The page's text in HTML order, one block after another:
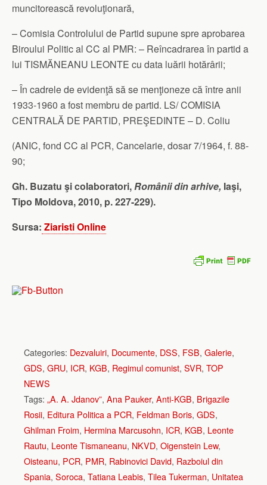
muncitorească revoluţionară,
– Comisia Controlului de Partid supune spre aprobarea
Biroului Politic al CC al PMR: – Reîncadrarea în partid a
lui TISMĂNEANU LEONTE cu data luării hotărârii;
– În cadrele de evidenţă să se menţioneze că între anii
1933-1960 a fost membru de partid. LS/ COMISIA
CENTRALĂ DE PARTID, PREŞEDINTE – D. Coliu
(ANIC, fond CC al PCR, Cancelarie, dosar 7/1964, f. 88-
90;
Gh. Buzatu şi colaboratori,Românii din arhive, Iaşi,
Tipo Moldova, 2010, p. 227-229).
Sursa: Ziaristi Online
Categories: Dezvaluiri, Documente, DSS, FSB, Galerie,
GDS, GRU, ICR, KGB, Regimul comunist, SVR, TOP
NEWS
Tags: „A. A. Jdanov”, Ana Pauker, Anti-KGB, Brigazile
Rosii, Editura Politica a PCR, Feldman Boris, GDS,
Ghilman Froim, Hermina Marcusohn, ICR, KGB, Leonte
Rautu, Leonte Tismaneanu, NKVD, Oigenstein Lew,
Oisteanu, PCR, PMR, Rabinovici David, Razboiul din
Spania, Soroca, Tatiana Leabis, Tilea Tukerman, Unitatea